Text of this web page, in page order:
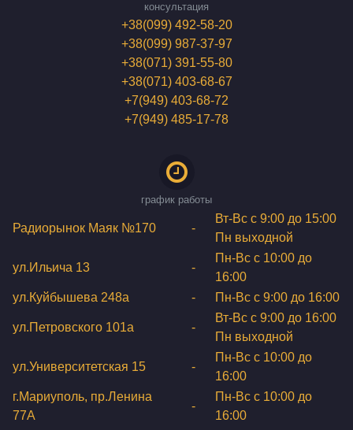
консультация
+38(099) 492-58-20
+38(099) 987-37-97
+38(071) 391-55-80
+38(071) 403-68-67
+7(949) 403-68-72
+7(949) 485-17-78
график работы
Радиорынок Маяк №170 -
Вт-Вс с 9:00 до 15:00
Пн выходной
ул.Ильича 13 -
Пн-Вс с 10:00 до
16:00
ул.Куйбышева 248а
- Пн-Вс с 9:00 до 16:00
ул.Петровского 101a -
Вт-Вс с 9:00 до 16:00
Пн выходной
ул.Университетская 15 -
Пн-Вс с 10:00 до
16:00
г.Мариуполь, пр.Ленина
77А
-
Пн-Вс с 10:00 до
16:00